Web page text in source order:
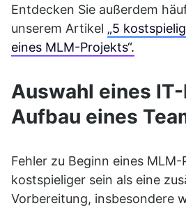
Entdecken Sie außerdem
unserem Artikel „5
eines MLM-Projekts“.
Auswahl eines
Aufbau eines
Fehler zu Beginn eines
kostspieliger sein als eine
Vorbereitung, insbesondere